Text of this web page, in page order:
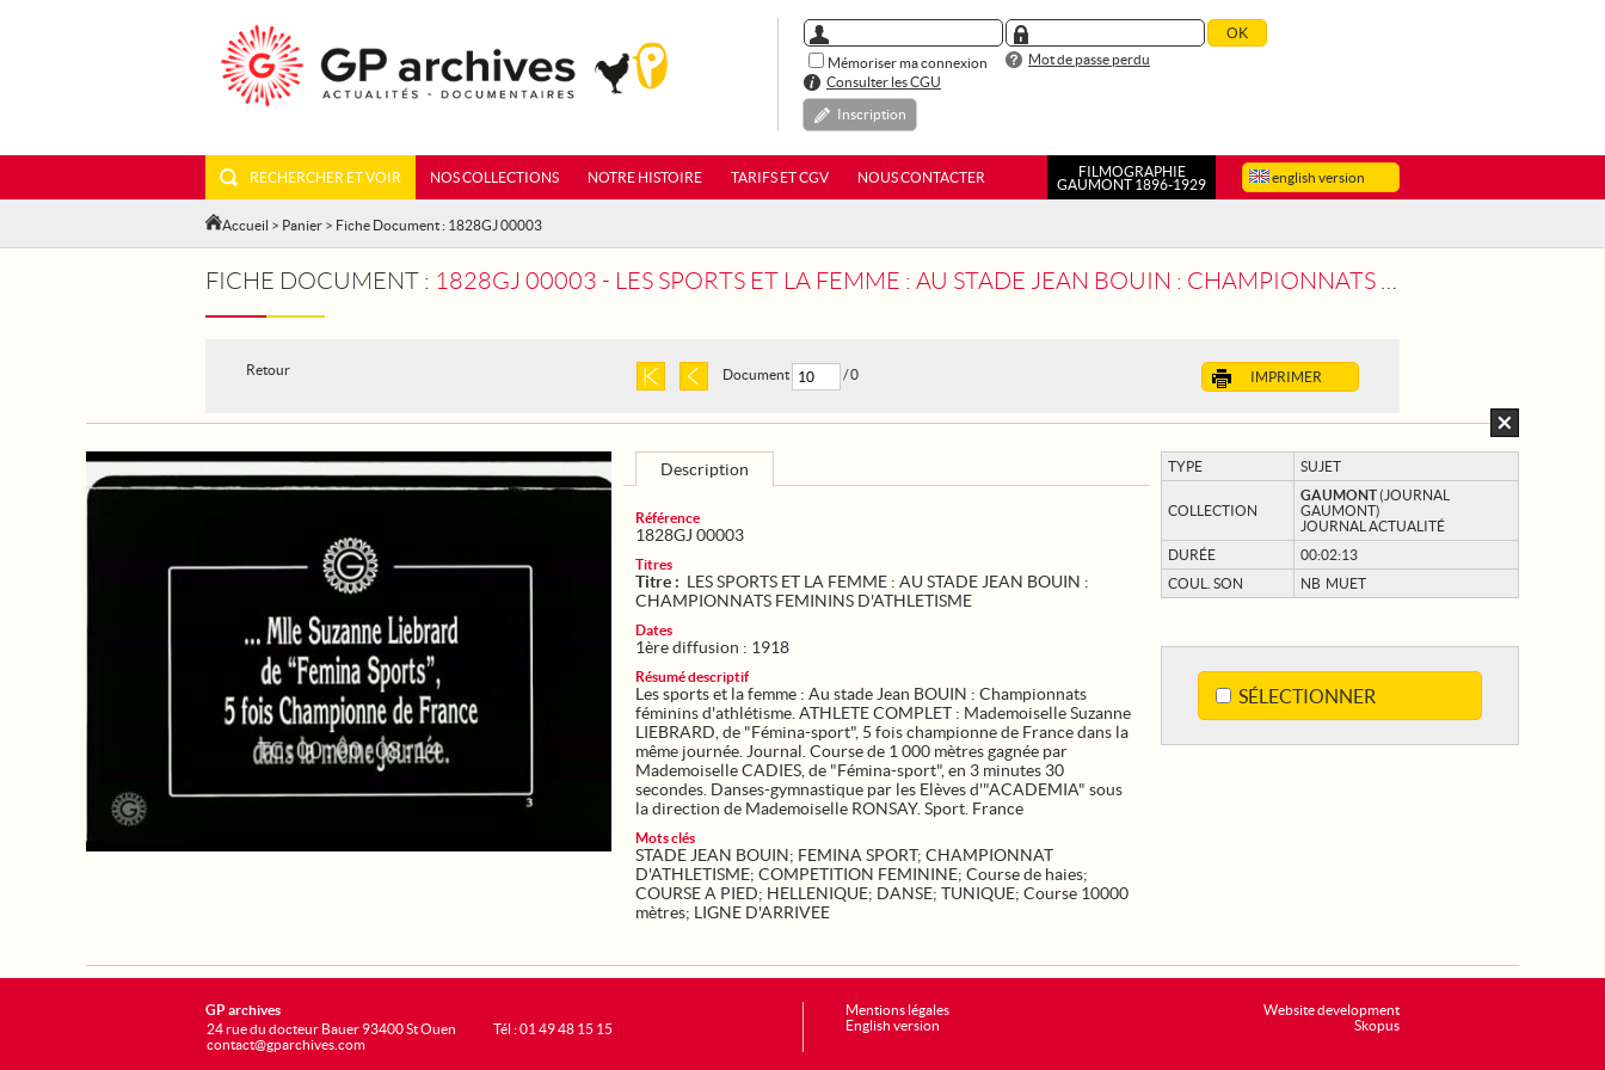
Mémoriser ma connexion
Mot de passe perdu
Consulter les CGU
Inscription
english version
RECHERCHER ET VOIR NOS COLLECTIONS NOTRE HISTOIRE TARIFS ET CGV NOUS CONTACTER
FILMOGRAPHIE
GAUMONT 1896-1929
Accueil > Panier > Fiche Document : 1828GJ 00003
FICHE DOCUMENT : 1828GJ 00003 - LES SPORTS ET LA FEMME : AU STADE JEAN BOUIN : CHAMPIONNATS FEMININS D'ATHLETISME
Retour IMPRIMER
Document / 0
TYPE SUJET
COLLECTION
GAUMONT(JOURNAL
GAUMONT)
JOURNAL ACTUALITÉ
DURÉE
00:02:13
COUL. SON
NB MUET
SÉLECTIONNER
Description
Référence
1828GJ 00003
Titres
Titre : LES SPORTS ET LA FEMME : AU STADE JEAN BOUIN :
CHAMPIONNATS FEMININS D'ATHLETISME
Dates
1ère diffusion : 1918
Résumé descriptif
Les sports et la femme : Au stade Jean BOUIN : Championnats
féminins d'athlétisme. ATHLETE COMPLET : Mademoiselle Suzanne
LIEBRARD, de "Fémina-sport", 5 fois championne de France dans la
même journée. Journal. Course de 1 000 mètres gagnée par
Mademoiselle CADIES, de "Fémina-sport", en 3 minutes 30
secondes. Danses-gymnastique par les Elèves d'"ACADEMIA" sous
la direction de Mademoiselle RONSAY. Sport. France
Mots clés
STADE JEAN BOUIN; FEMINA SPORT; CHAMPIONNAT
D'ATHLETISME; COMPETITION FEMININE; Course de haies;
COURSE A PIED; HELLENIQUE; DANSE; TUNIQUE; Course 10000
mètres; LIGNE D'ARRIVEE
Website development
Skopus
GP archives
24 rue du docteur Bauer 93400 St Ouen
contact@gparchives.com
Tél : 01 49 48 15 15
Mentions légales
English version